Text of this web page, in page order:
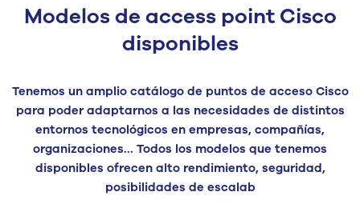
Modelos de access point Cisco
disponibles
Tenemos un amplio catálogo de puntos de acceso Cisco
para poder adaptarnos a las necesidades de distintos
entornos tecnológicos en empresas, compañías,
organizaciones… Todos los modelos que tenemos
disponibles ofrecenalto rendimiento, seguridad,
posibilidades de escalab